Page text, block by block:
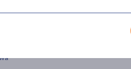
natomiast dla dzieci powyżej 7.
i bez wysypywania zawartości,
to 3 miesiące.